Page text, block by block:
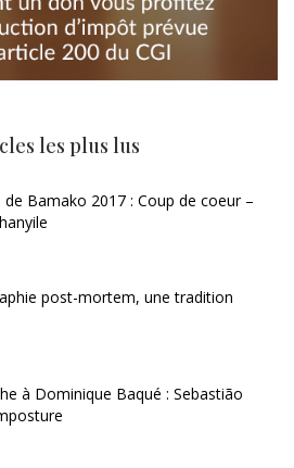
les plus lus
de Bamako 2017 : Coup de coeur –
post-mortem, une tradition
à Dominique Baqué : Sebastião